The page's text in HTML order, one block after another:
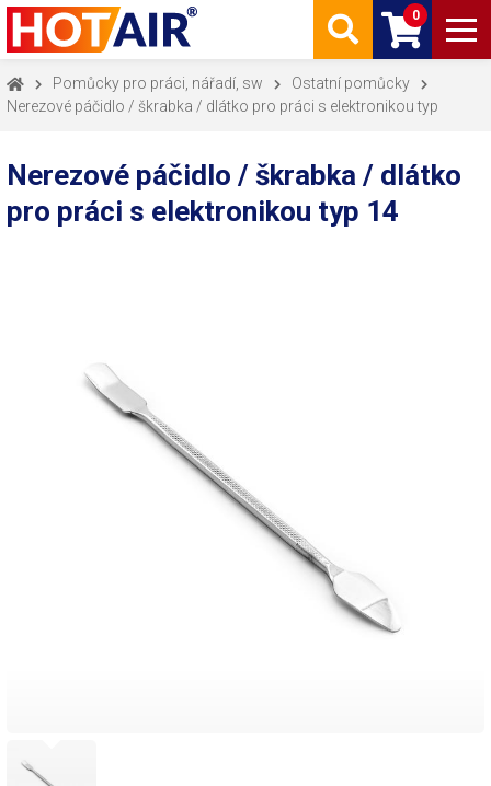
0
Pomůcky pro práci, nářadí, sw
Ostatní pomůcky
Nerezové páčidlo / škrabka / dlátko pro práci s elektronikou typ
Nerezové páčidlo / škrabka / dlátko
pro práci s elektronikou typ 14